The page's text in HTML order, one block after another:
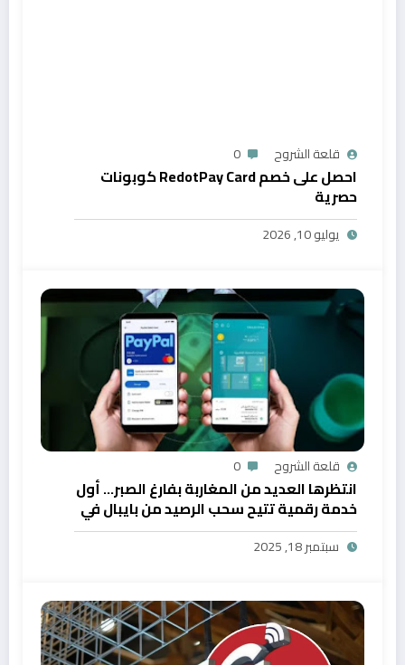
قلعة الشروح 0
احصل على خصم RedotPay Card كوبونات
حصرية
يوليو 10, 2026
قلعة الشروح 0
انتظرها العديد من المغاربة بفارغ الصبر… أول
خدمة رقمية تتيح سحب الرصيد من بايبال في
المغرب
سبتمبر 18, 2025